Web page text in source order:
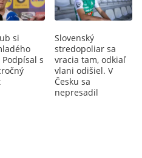
si
Podpísal s
Slovenský
stredopoliar sa
vracia tam, odkiaľ
vlani odišiel. V
Česku sa
nepresadil